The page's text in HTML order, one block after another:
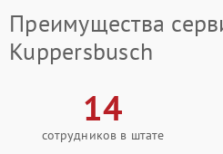
Преимущества
Kuppersbusch
14
сотрудников в штате